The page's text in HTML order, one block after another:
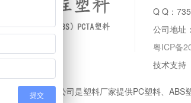
Q Q：
公司地址
粤ICP备
技术支持
卓工程塑料有限公司是塑料厂家提供PC塑料、 ABS
提交